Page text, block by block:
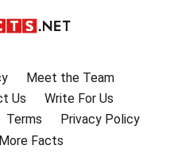
Meet the Team
Us
Write For Us
Terms
Privacy Policy
More Facts